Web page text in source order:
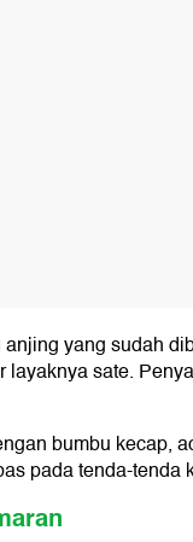
yang sudah
layaknya sate.
bumbu kecap,
pada tenda-tenda